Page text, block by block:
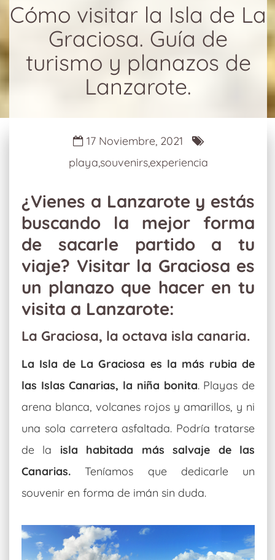
Cómo visitar la Isla de La
Graciosa. Guía de
turismo y planazos de
Lanzarote.
17 Noviembre, 2021
playa,souvenirs,experiencia
¿Vienes a Lanzarote y estás
buscando la mejor forma
de sacarle partido a tu
viaje? Visitar la Graciosa es
un planazo que hacer en tu
visita a Lanzarote:
La Graciosa, la octava isla canaria.
La Isla de La Graciosa es la más rubia de
las Islas Canarias, la niña bonita. Playas de
arena blanca, volcanes rojos y amarillos, y ni
una sola carretera asfaltada. Podría tratarse
de la isla habitada más salvaje de las
Canarias. Teníamos que dedicarle un
souvenir en forma de imán sin duda.